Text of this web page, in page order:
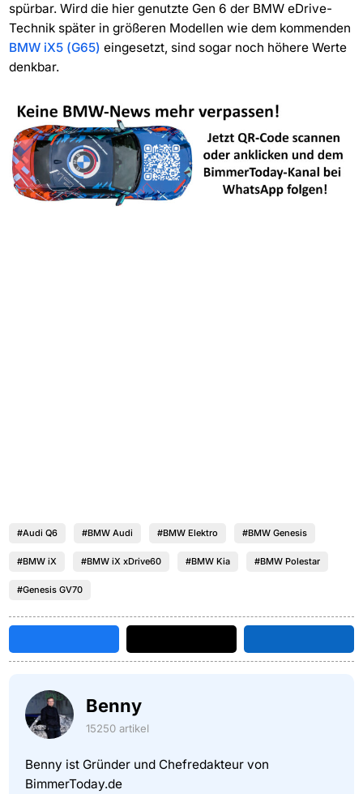
spürbar. Wird die hier genutzte Gen 6 der BMW eDrive-
Technik später in größeren Modellen wie dem kommenden
BMW iX5 (G65) eingesetzt, sind sogar noch höhere Werte
denkbar.
#Audi Q6 #BMW Audi #BMW Elektro #BMW Genesis
#BMW iX #BMW iX xDrive60 #BMW Kia #BMW Polestar
#Genesis GV70
Benny
15250 artikel
Benny ist Gründer und Chefredakteur von
BimmerToday.de